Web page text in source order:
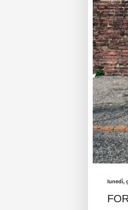
lunedì,